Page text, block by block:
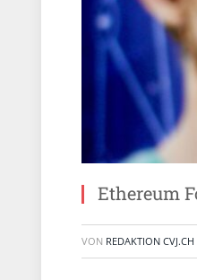
Ethereum
VON REDAKTION CVJ.CH